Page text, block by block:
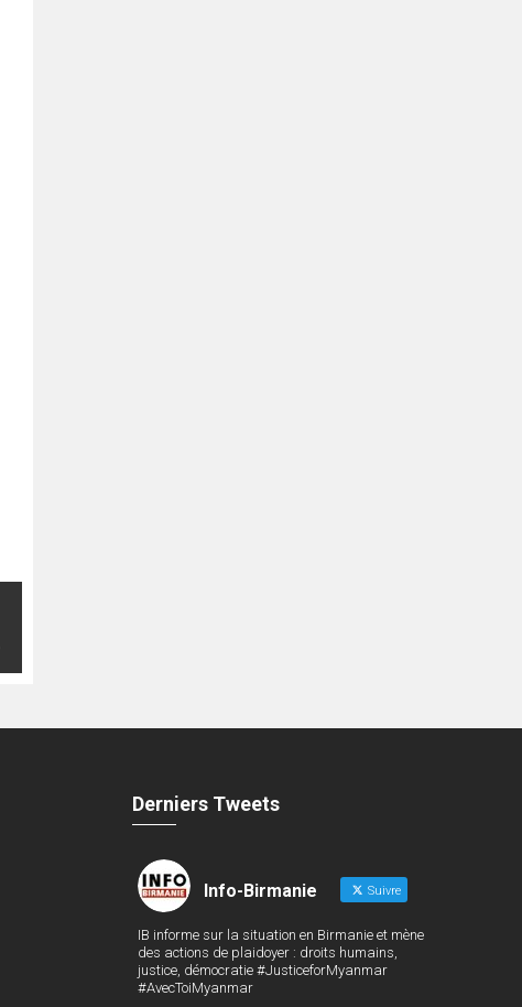
Derniers Tweets
Info-Birmanie Suivre
IB informe sur la situation en Birmanie et mène
des actions de plaidoyer : droits humains,
justice, démocratie #JusticeforMyanmar
#AvecToiMyanmar